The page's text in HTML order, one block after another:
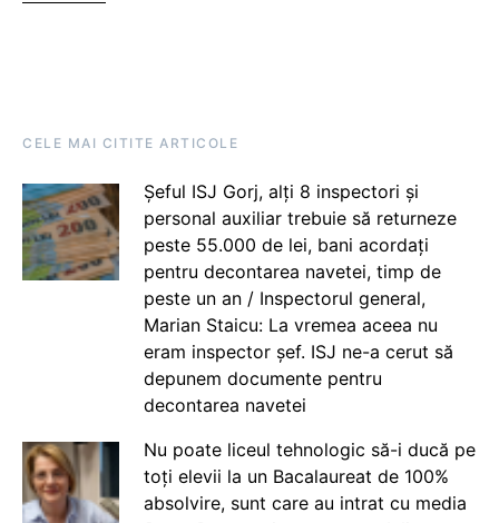
CELE MAI CITITE ARTICOLE
Șeful ISJ Gorj, alți 8 inspectori și
personal auxiliar trebuie să returneze
peste 55.000 de lei, bani acordați
pentru decontarea navetei, timp de
peste un an / Inspectorul general,
Marian Staicu: La vremea aceea nu
eram inspector șef. ISJ ne-a cerut să
depunem documente pentru
decontarea navetei
Nu poate liceul tehnologic să-i ducă pe
toți elevii la un Bacalaureat de 100%
absolvire, sunt care au intrat cu media